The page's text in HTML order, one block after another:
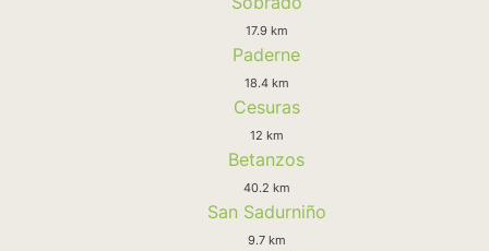
17.9 km
Paderne
18.4 km
Cesuras
12 km
Betanzos
40.2 km
San Sadurniño
9.7 km